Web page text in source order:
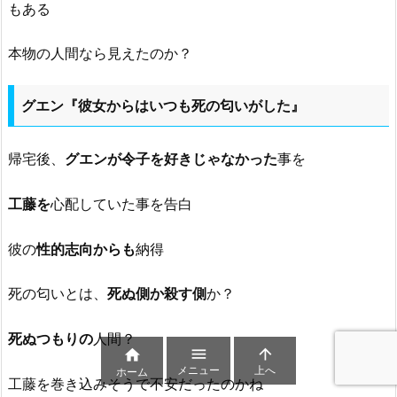
もある
本物の人間なら見えたのか？
グエン『彼女からはいつも死の匂いがした』
帰宅後、 グエンが令子を好きじゃなかった事を
工藤を心配していた事を告白
彼の性的志向からも納得
死の匂いとは、 死ぬ側か殺す側か？
死ぬつもりの人間？
工藤を巻き込みそうで不安だったのかね

ホーム

メニュー

上へ